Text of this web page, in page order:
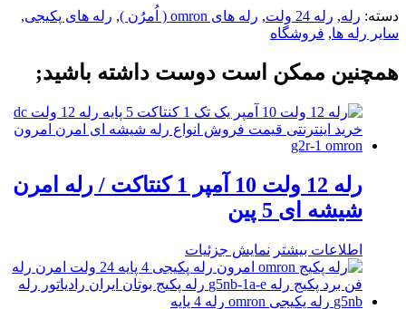
دسته: رله, رله 24 ولت , رله های omron ( اُمرُن ) , رله های پکیجی,
سایر رله ها, فروشگاه
همچنین ممکن است دوست داشته باشید;
رله 12 ولت 10 آمپر 1 کنتاکت / رله امرن
شیشه ای 5 پین
اطلاعات بیشتر نمایش جزئیات